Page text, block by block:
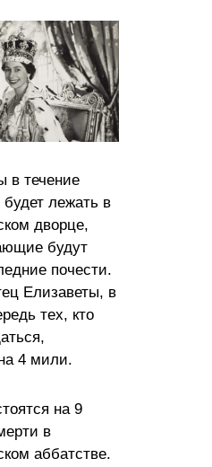
в течение
лежать в
дворце,
будут
почести.
Елизаветы, в
тех, кто
4 мили.
на 9
в
аббатстве.